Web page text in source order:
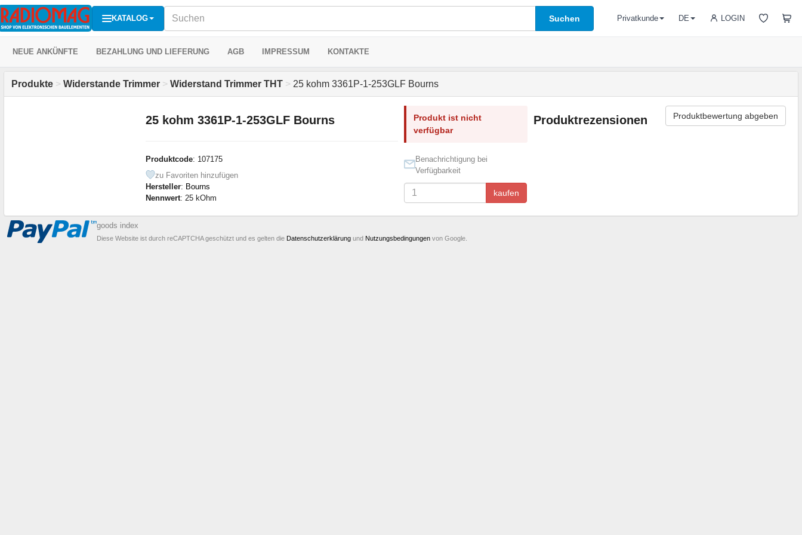
KATALOG Suchen LOGIN
Privatkunde DE
NEUE ANKÜNFTE BEZAHLUNG UND LIEFERUNG AGB IMPRESSUM KONTAKTE
Produkte > Widerstande Trimmer > Widerstand Trimmer THT > 25 kohm 3361P-1-253GLF Bourns
25 kohm 3361P-1-253GLF Bourns
Produktcode: 107175
zu Favoriten hinzufügen
Hersteller: Bourns
Nennwert: 25 kOhm
Produkt ist nicht
verfügbar
Benachrichtigung bei
Verfügbarkeit
kaufen
Produktrezensionen Produktbewertung abgeben
goods index
Diese Website ist durch reCAPTCHA geschützt und es gelten die Datenschutzerklärung und Nutzungsbedingungen von Google.